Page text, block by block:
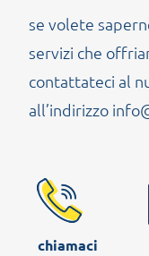
se volete
servizi che
contattateci al
all’indirizzo
chiamaci